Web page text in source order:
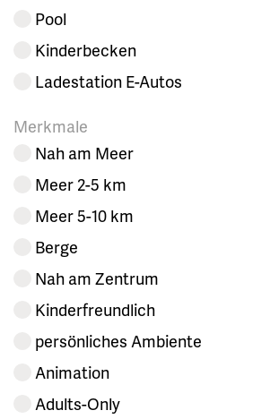
Pool
Kinderbecken
Ladestation E-Autos
Merkmale
Nah am Meer
Meer 2-5 km
Meer 5-10 km
Berge
Nah am Zentrum
Kinderfreundlich
persönliches Ambiente
Animation
Adults-Only